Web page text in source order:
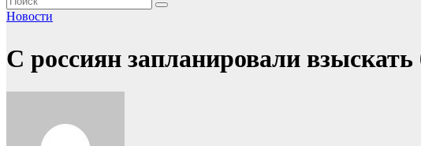
Новости
С россиян запланировали